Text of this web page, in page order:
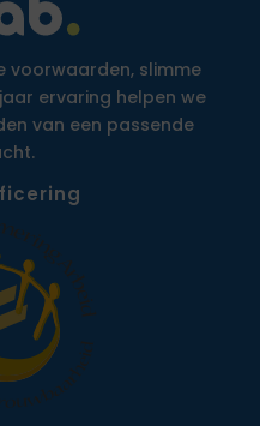
voorwaarden, slimme
ervaring helpen we
van een passende